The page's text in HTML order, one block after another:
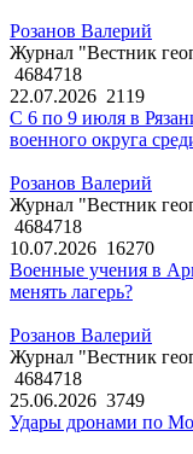
Розанов Валерий
Журнал "Вестник
4684718
22.07.2026 2119
С 6 по 9 июля в
военного округа
Розанов Валерий
Журнал "Вестник
4684718
10.07.2026 16270
Военные учения в
менять лагерь?
Розанов Валерий
Журнал "Вестник
4684718
25.06.2026 3749
Удары дронами по